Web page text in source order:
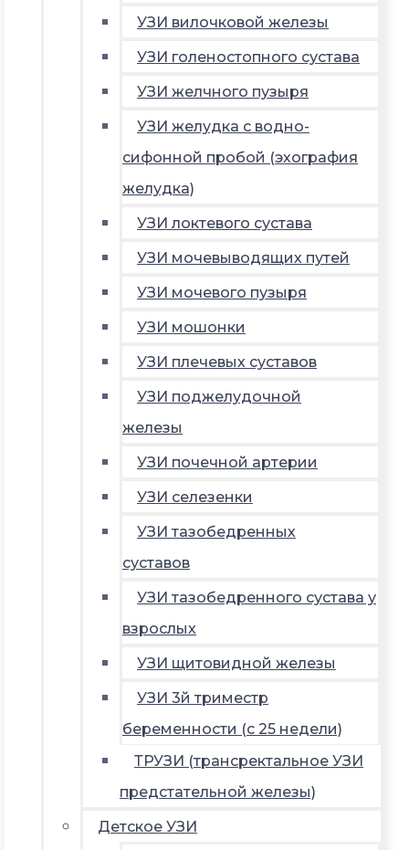
УЗИ вилочковой железы
УЗИ голеностопного сустава
УЗИ желчного пузыря
УЗИ желудка с водно-
сифонной пробой (эхография
желудка)
УЗИ локтевого сустава
УЗИ мочевыводящих путей
УЗИ мочевого пузыря
УЗИ мошонки
УЗИ плечевых суставов
УЗИ поджелудочной
железы
УЗИ почечной артерии
УЗИ селезенки
УЗИ тазобедренных
суставов
УЗИ тазобедренного сустава у
взрослых
УЗИ щитовидной железы
УЗИ 3й триместр
беременности (с 25 недели)
ТРУЗИ (трансректальное УЗИ
предстательной железы)
Детское УЗИ